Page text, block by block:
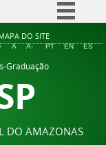
à informação
DO SITE
A A- PT EN ES
Graduação
DO AMAZONAS